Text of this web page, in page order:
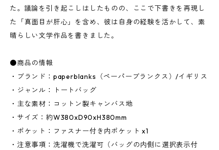
た。議論を引き起こしはしたものの、ここで下書きを再現し
た「真面目が肝心」を含め、彼は自身の経験を活かして、素
晴らしい文学作品を書きました。
●商品の情報
・ブランド：paperblanks（ペーパーブランクス）/イギリス
・ジャンル：トートバッグ
・主な素材：コットン製キャンバス地
・サイズ：約W380xD90xH380mm
・ポケット：ファスナー付き内ポケット x1
・注意事項：洗濯機で洗濯可（バッグの内側に選択表示付